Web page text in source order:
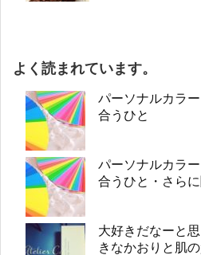
よく読まれています。
パーソナルカラ
合うひと
パーソナルカラ
合うひと・さら
大好きだなーと
きなかおりと肌